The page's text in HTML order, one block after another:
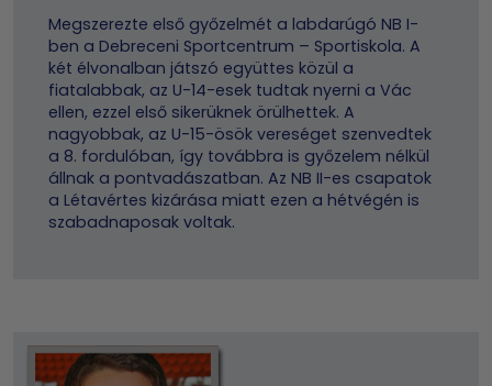
Megszerezte első győzelmét a labdarúgó NB I-
ben a Debreceni Sportcentrum – Sportiskola. A
két élvonalban játszó együttes közül a
fiatalabbak, az U-14-esek tudtak nyerni a Vác
ellen, ezzel első sikerüknek örülhettek. A
nagyobbak, az U-15-ösök vereséget szenvedtek
a 8. fordulóban, így továbbra is győzelem nélkül
állnak a pontvadászatban. Az NB II-es csapatok
a Létavértes kizárása miatt ezen a hétvégén is
szabadnaposak voltak.